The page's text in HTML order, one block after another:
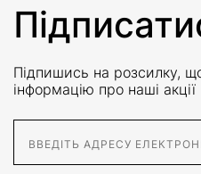
Підпишись на розсилку,
інформацію про наші акції